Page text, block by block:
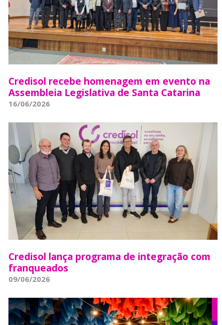
Credisol recebe homenagem em evento na
Assembleia Legislativa de Santa Catarina
16/06/2026
Credisol lança programa de integração com
franqueados
09/06/2026